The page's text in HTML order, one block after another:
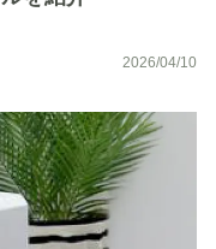
2026/04/10